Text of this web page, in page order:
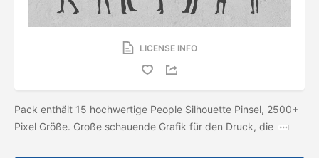
LICENSE INFO
Pack enthält 15 hochwertige People Silhouette Pinsel, 2500+
Pixel Größe. Große schauende Grafik für den Druck, die